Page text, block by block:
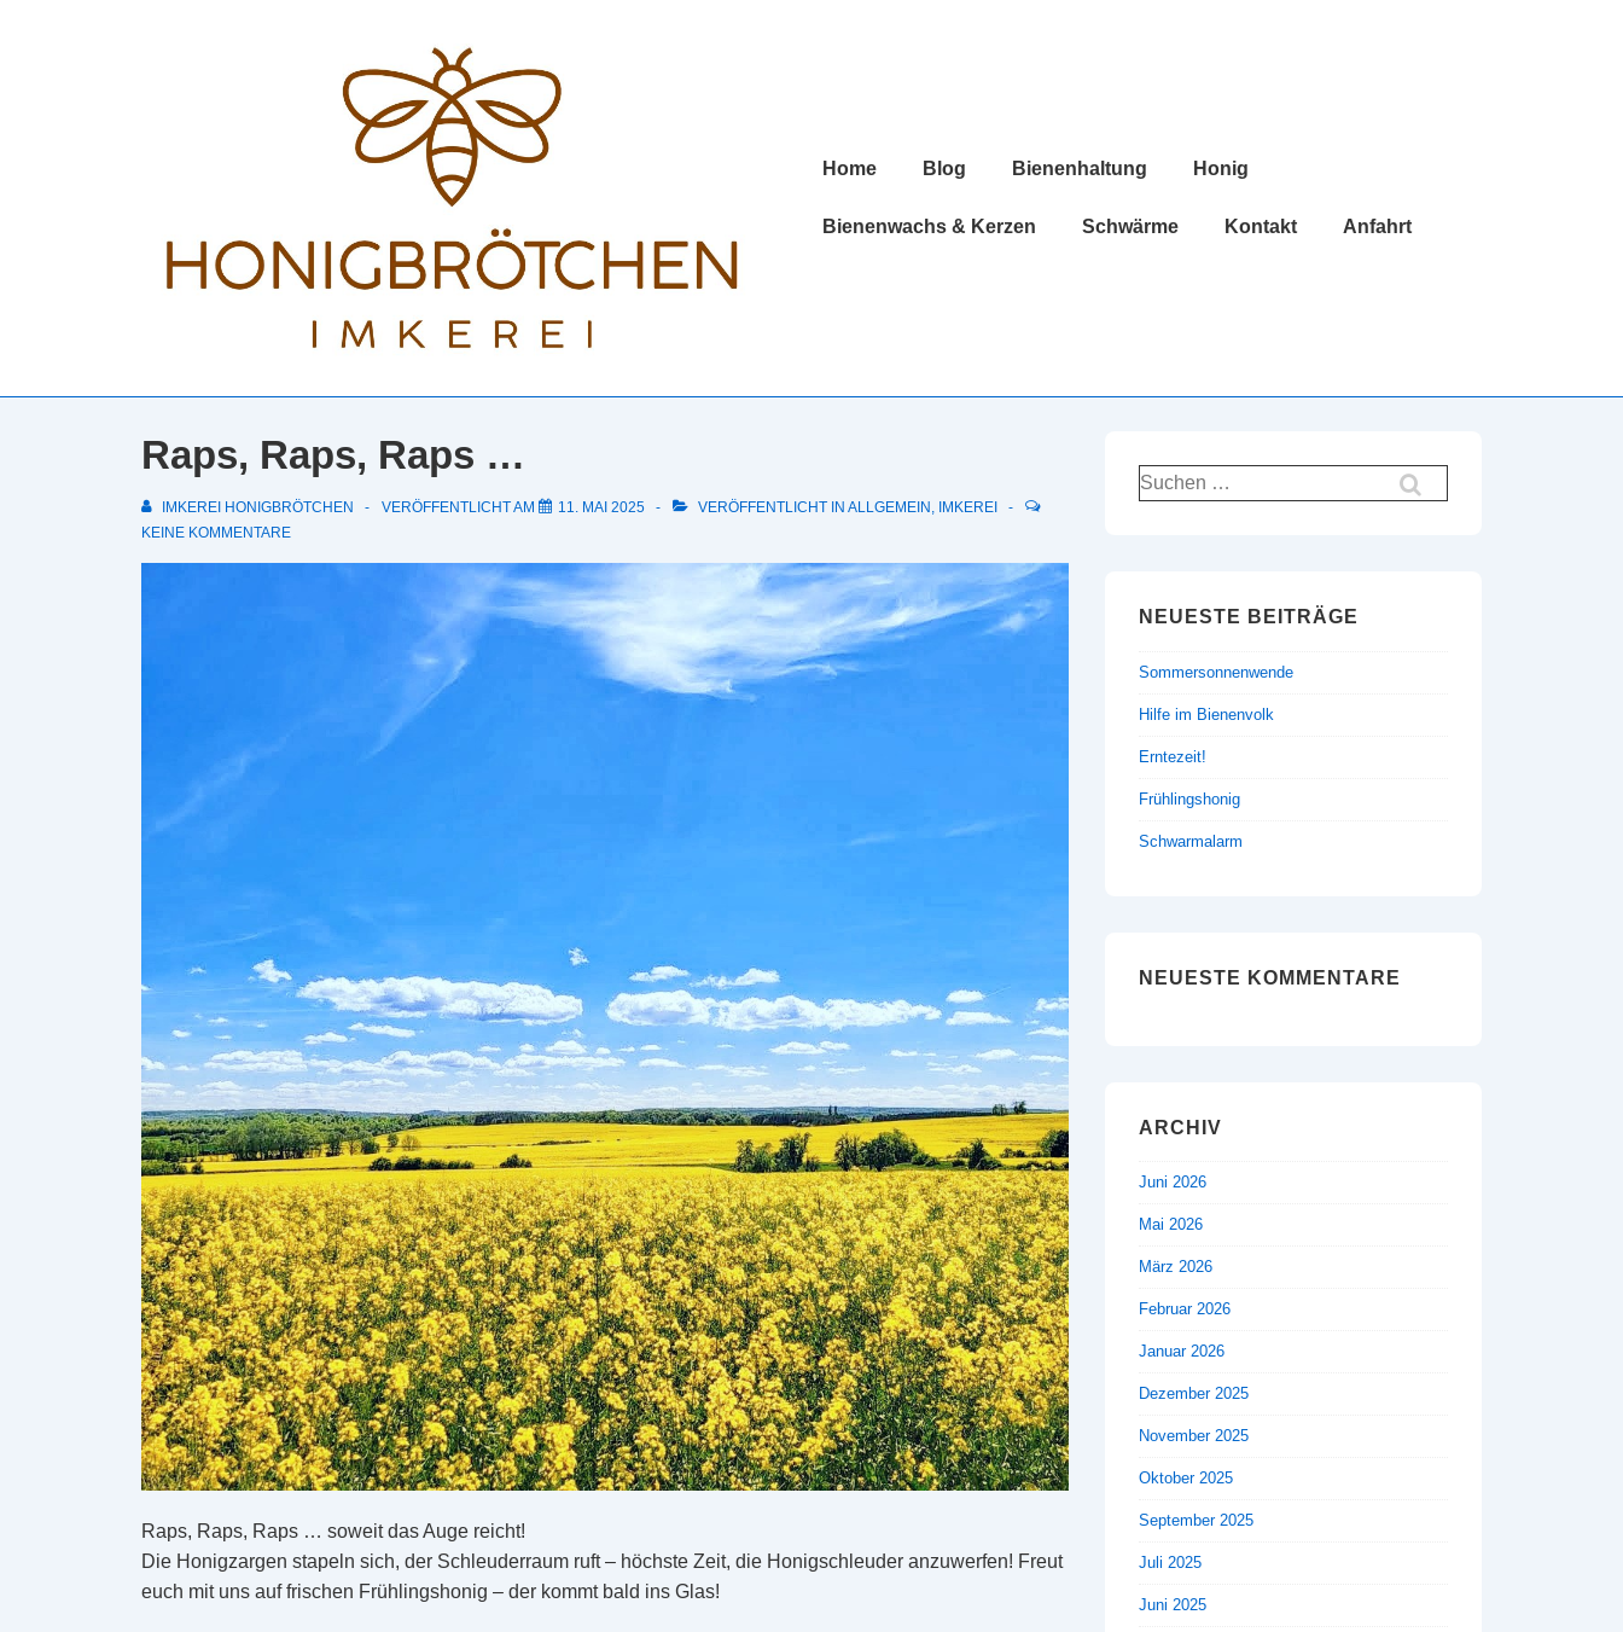
Home Blog Bienenhaltung Honig
Bienenwachs & Kerzen Schwärme Kontakt Anfahrt
Raps, Raps, Raps …
IMKEREI HONIGBRÖTCHEN VERÖFFENTLICHT AM 11. MAI 2025 VERÖFFENTLICHT IN ALLGEMEIN , IMKEREI
KEINE KOMMENTARE
Raps, Raps, Raps … soweit das Auge reicht!
Die Honigzargen stapeln sich, der Schleuderraum ruft – höchste Zeit, die Honigschleuder anzuwerfen! Freut
euch mit uns auf frischen Frühlingshonig – der kommt bald ins Glas!
Suchen
nach:
NEUESTE BEITRÄGE
Sommersonnenwende
Hilfe im Bienenvolk
Erntezeit!
Frühlingshonig
Schwarmalarm
NEUESTE KOMMENTARE
ARCHIV
Juni 2026
Mai 2026
März 2026
Februar 2026
Januar 2026
Dezember 2025
November 2025
Oktober 2025
September 2025
Juli 2025
Juni 2025